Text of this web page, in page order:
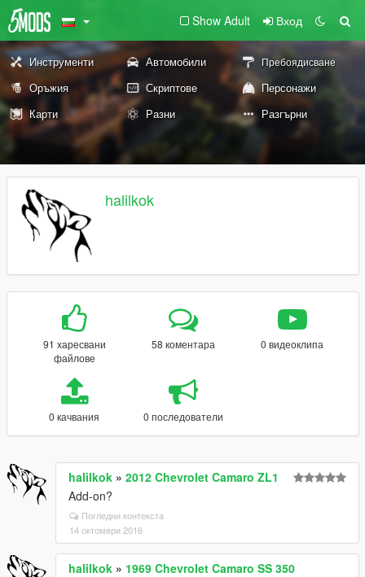
Show Adult Вход
Инструменти Автомобили Пребоядисване
Оръжия Скриптове
Персонажи
Карти
Разни Разгърни
halilkok
91 харесвани
файлове
58 коментара 0 видеоклипа
0 качвания 0 последователи
halilkok » 2012 Chevrolet Camaro ZL1
Add-on?
Погледни контекста
14 октомври 2016
halilkok » 1969 Chevrolet Camaro SS 350